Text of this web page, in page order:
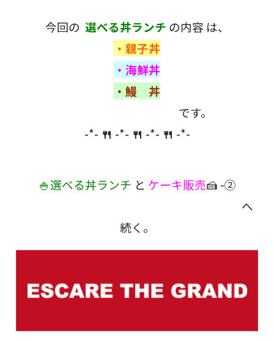
今回の 選べる丼ランチ の内容 は、
・親子丼
・海鮮丼
・鰻 丼
です。
-*- 🍴 -*- 🍴 -*- 🍴 -*-
🍚選べる丼ランチ と ケーキ販売🍰 -②
へ
続く。